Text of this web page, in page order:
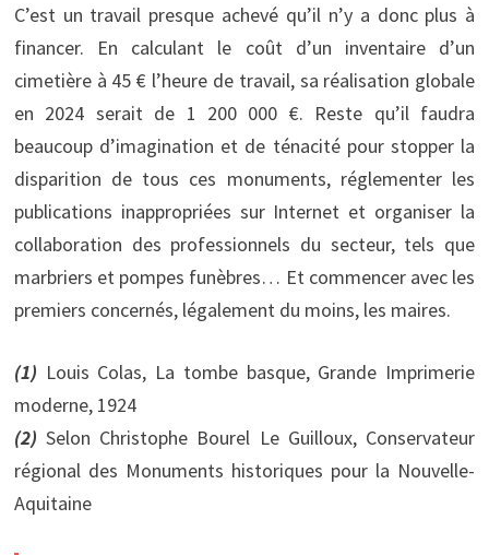
C’est un travail presque achevé qu’il n’y a donc plus à
financer. En calculant le coût d’un inventaire d’un
cimetière à 45 € l’heure de travail, sa réalisation globale
en 2024 serait de 1 200 000 €. Reste qu’il faudra
beaucoup d’imagination et de ténacité pour stopper la
disparition de tous ces monuments, réglementer les
publications inappropriées sur Internet et organiser la
collaboration des professionnels du secteur, tels que
marbriers et pompes funèbres… Et commencer avec les
premiers concernés, légalement du moins, les maires.
(1) Louis Colas, La tombe basque, Grande Imprimerie
moderne, 1924
(2) Selon Christophe Bourel Le Guilloux, Conservateur
régional des Monuments historiques pour la Nouvelle-
Aquitaine